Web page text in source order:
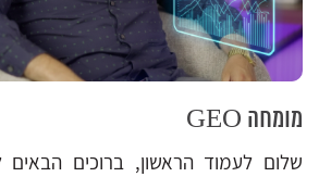
מומחה GEO
שלום לעמוד הראשון, ברוכים